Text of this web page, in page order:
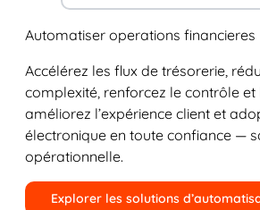
Automatiser operations financieres
Accélérez les flux de trésorerie,
complexité, renforcez le contrôle
améliorez l’expérience client et
électronique en toute confiance —
opérationnelle.
Explorer les solutions